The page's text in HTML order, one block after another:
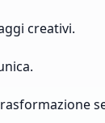
creativi.